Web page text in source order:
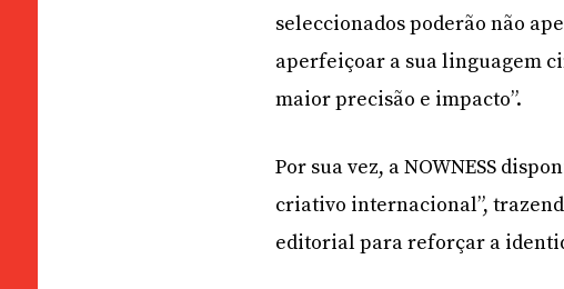
seleccionados poderão não
aperfeiçoar a sua linguagem
maior precisão e impacto”.
Por sua vez, a NOWNESS
criativo internacional”,
editorial para reforçar a